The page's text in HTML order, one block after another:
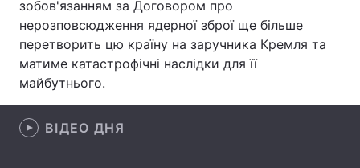
Відео з Youtube Статті
Інтерв'ю
зобов'язанням за Договором про
нерозповсюдження ядерної зброї ще більше
перетворить цю країну на заручника Кремля та
матиме катастрофічні наслідки для її
майбутнього.
ВІДЕО ДНЯ